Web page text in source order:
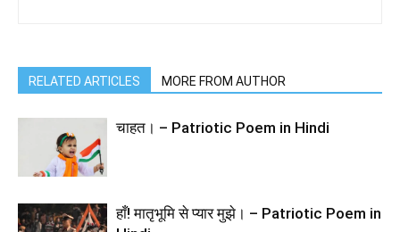
RELATED ARTICLES MORE FROM AUTHOR
चाहत। – Patriotic Poem in Hindi
हाँ! मातृभूमि से प्यार मुझे। – Patriotic Poem in